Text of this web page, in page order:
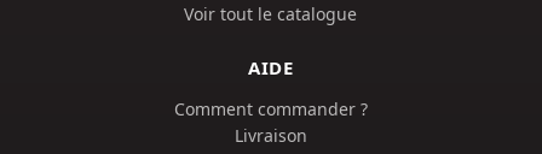
Voir tout le catalogue
AIDE
Comment commander ?
Livraison